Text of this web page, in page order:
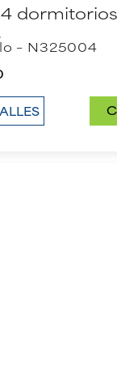
– N325004